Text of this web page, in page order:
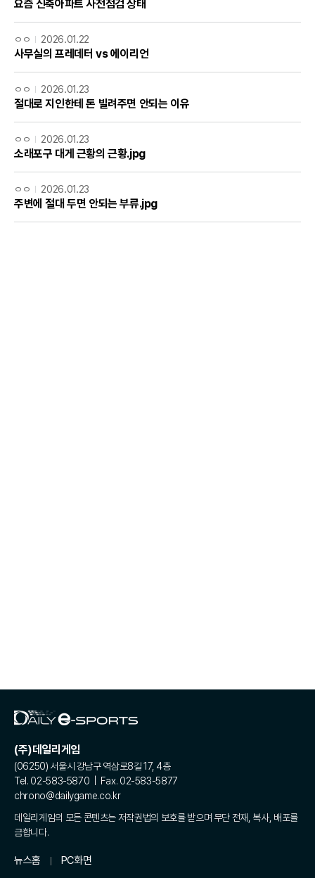
요즘 신축아파트 사전점검 상태
ㅇㅇ 2026.01.22
사무실의 프레데터 vs 에이리언
ㅇㅇ 2026.01.23
절대로 지인한테 돈 빌려주면 안되는 이유
ㅇㅇ 2026.01.23
소래포구 대게 근황의 근황.jpg
ㅇㅇ 2026.01.23
주변에 절대 두면 안되는 부류.jpg
(주)데일리게임
(06250) 서울시 강남구 역삼로8길 17, 4층
Tel. 02-583-5870 | Fax. 02-583-5877
chrono@dailygame.co.kr
데일리게임의 모든 콘텐츠는 저작권법의 보호를 받으며 무단 전재, 복사, 배포를
금합니다.
뉴스홈 PC화면